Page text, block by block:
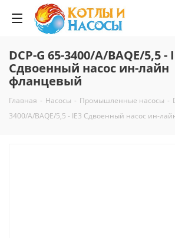
DCP-G 65-3400/A/BAQE/5,5 -
Сдвоенный насос ин-лайн
фланцевый
Главная - Насосы - Промышленные насосы -
3400/A/BAQE/5,5 - IE3 Сдвоенный насос ин-